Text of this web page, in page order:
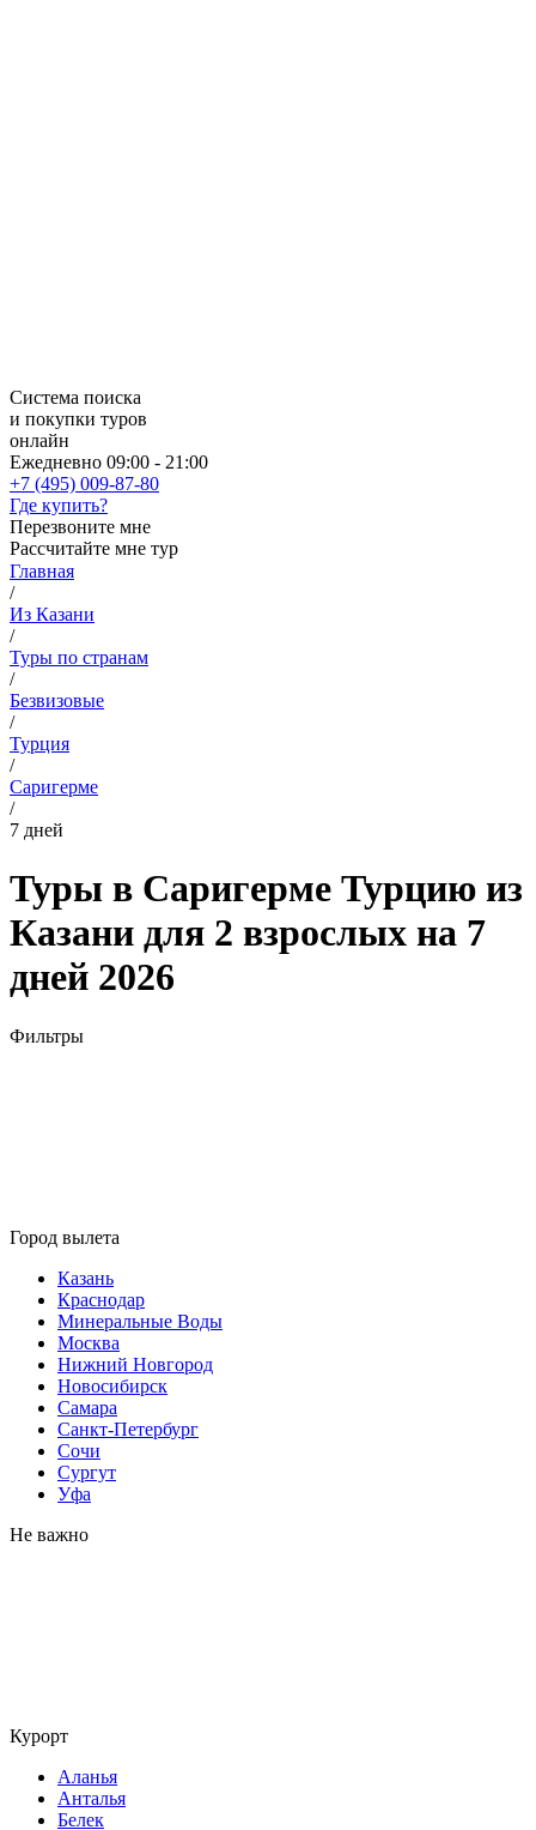
Система поиска
и покупки туров
онлайн
Ежедневно 09:00 - 21:00
+7 (495) 009-87-80
Где купить?
Перезвоните мне
Рассчитайте мне тур
Главная
/
Из Казани
/
Туры по странам
/
Безвизовые
/
Турция
/
Саригерме
/
7 дней
Туры в Саригерме Турцию из
Казани для 2 взрослых на 7
дней 2026
Фильтры
Город вылета
Казань
Краснодар
Минеральные Воды
Москва
Нижний Новгород
Новосибирск
Самара
Санкт-Петербург
Сочи
Сургут
Уфа
Не важно
Курорт
Аланья
Анталья
Белек